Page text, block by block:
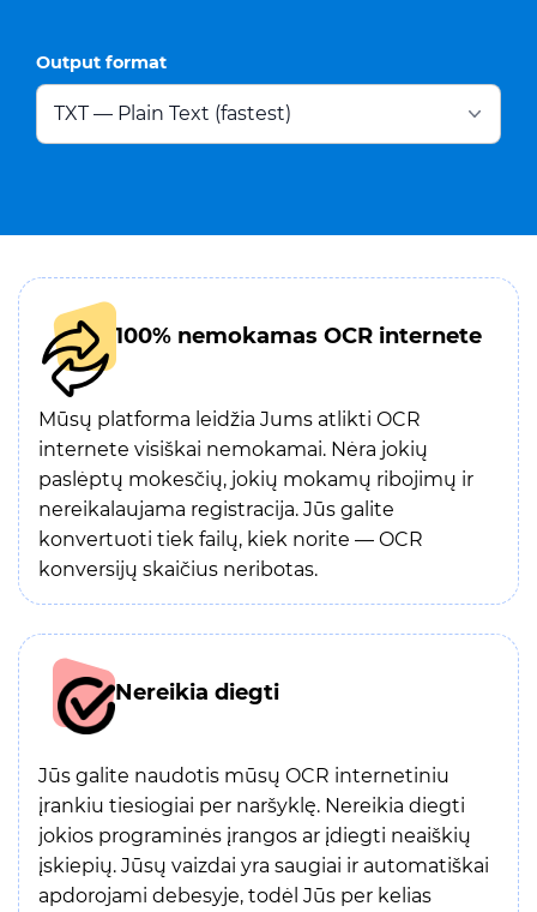
Output format
100% nemokamas OCR internete
Mūsų platforma leidžia Jums atlikti OCR
internete visiškai nemokamai. Nėra jokių
paslėptų mokesčių, jokių mokamų ribojimų ir
nereikalaujama registracija. Jūs galite
konvertuoti tiek failų, kiek norite — OCR
konversijų skaičius neribotas.
Nereikia diegti
Jūs galite naudotis mūsų OCR internetiniu
įrankiu tiesiogiai per naršyklę. Nereikia diegti
jokios programinės įrangos ar įdiegti neaiškių
įskiepių. Jūsų vaizdai yra saugiai ir automatiškai
apdorojami debesyje, todėl Jūs per kelias